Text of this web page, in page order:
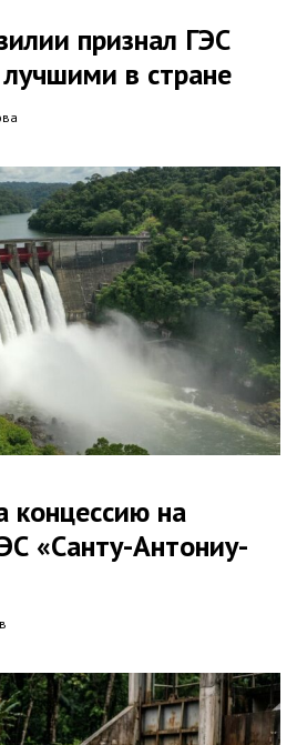
признал ГЭС
в стране
концессию на
«Санту-Антониу-